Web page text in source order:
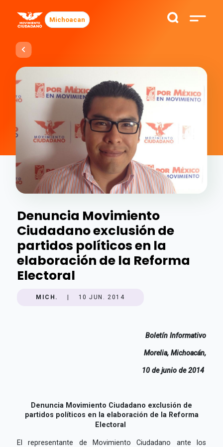
Michoacan
Denuncia Movimiento
Ciudadano exclusión de
partidos políticos en la
elaboración de la Reforma
Electoral
MICH. 10 JUN. 2014
Boletín Informativo
Morelia, Michoacán,
10 de junio de 2014
Denuncia Movimiento Ciudadano exclusión de
partidos políticos en la elaboración de la Reforma
Electoral
El representante de Movimiento Ciudadano ante los